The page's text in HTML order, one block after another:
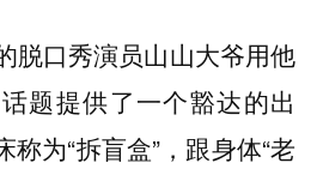
脱口秀演员山山大爷用他
题提供了一个豁达的出
称为“拆盲盒”，跟身体“老